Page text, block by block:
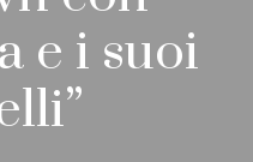
e i suoi